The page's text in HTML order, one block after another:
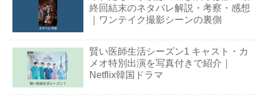
終回結末のネタバレ解説・考察・感想
｜ワンテイク撮影シーンの裏側
賢い医師生活シーズン1 キャスト・カ
メオ特別出演を写真付きで紹介｜
Netflix韓国ドラマ